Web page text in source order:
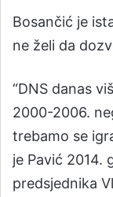
Bosančić je
ne želi da
“DNS danas
2000-2006.
trebamo se
je Pavić 2014.
predsjednika